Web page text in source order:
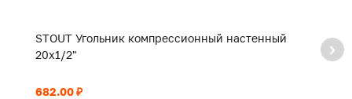
STOUT Угольник компрессионный настенный
20х1/2"
682.00 ₽